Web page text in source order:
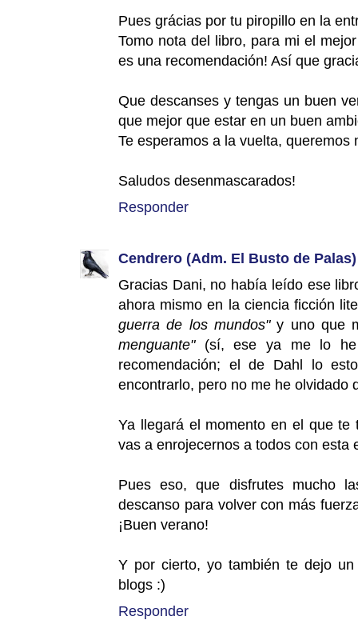
Pues grácias por tu piropillo en la
Tomo nota del libro, para mi el
es una recomendación! Así que
Que descanses y tengas un buen
que mejor que estar en un buen
Te esperamos a la vuelta,
Saludos desenmascarados!
Responder
Cendrero (Adm. El Busto de Palas)
Gracias Dani, no había leído ese
ahora mismo en la ciencia ficción
guerra de los mundos"y uno que
menguante"(sí, ese ya me lo he
recomendación; el de Dahl lo
encontrarlo, pero no me he olvidado
Ya llegará el momento en el que
vas a enrojecernos a todos con esta
Pues eso, que disfrutes mucho
descanso para volver con más
¡Buen verano!
Y por cierto, yo también te dejo
blogs :)
Responder